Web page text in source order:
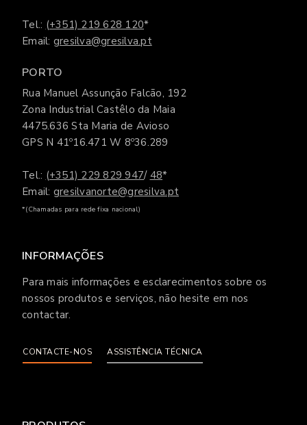
Tel.: (+351) 219 628 120*
Email: gresilva@gresilva.pt
PORTO
Rua Manuel Assunção Falcão, 192
Zona Industrial Castêlo da Maia
4475.636 Sta Maria de Avioso
GPS N 41º16.471 W 8º36.289
Tel.: (+351) 229 829 947/ 48*
Email: gresilvanorte@gresilva.pt
*(Chamadas para rede fixa nacional)
INFORMAÇÕES
Para mais informações e esclarecimentos sobre os
nossos produtos e serviços, não hesite em nos
contactar.
CONTACTE-NOS ASSISTÊNCIA TÉCNICA